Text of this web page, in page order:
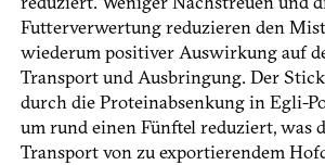
Futterverwertung reduzieren den
wiederum positiver Auswirkung auf
Transport und Ausbringung. Der
durch die Proteinabsenkung in Egli-­
um rund einen Fünftel reduziert, was
Transport von zu exportierendem